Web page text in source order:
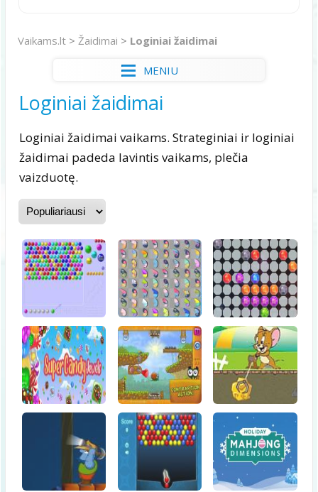
Vaikams.lt > Žaidimai > Loginiai žaidimai
MENIU
Loginiai žaidimai
Loginiai žaidimai vaikams. Strateginiai ir loginiai
žaidimai padeda lavintis vaikams, plečia
vaizduotę.